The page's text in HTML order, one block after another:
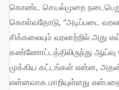
கொண்ட செயல்முறை
கொள்வதோடு, “அடிப்படை
சிக்கலையும் வரலாற்றில் அது
கண்ணோட்டத்திலிருந்து
முக்கிய கட்டங்கள் என்ன,
என்னவாக மாறியுள்ளது